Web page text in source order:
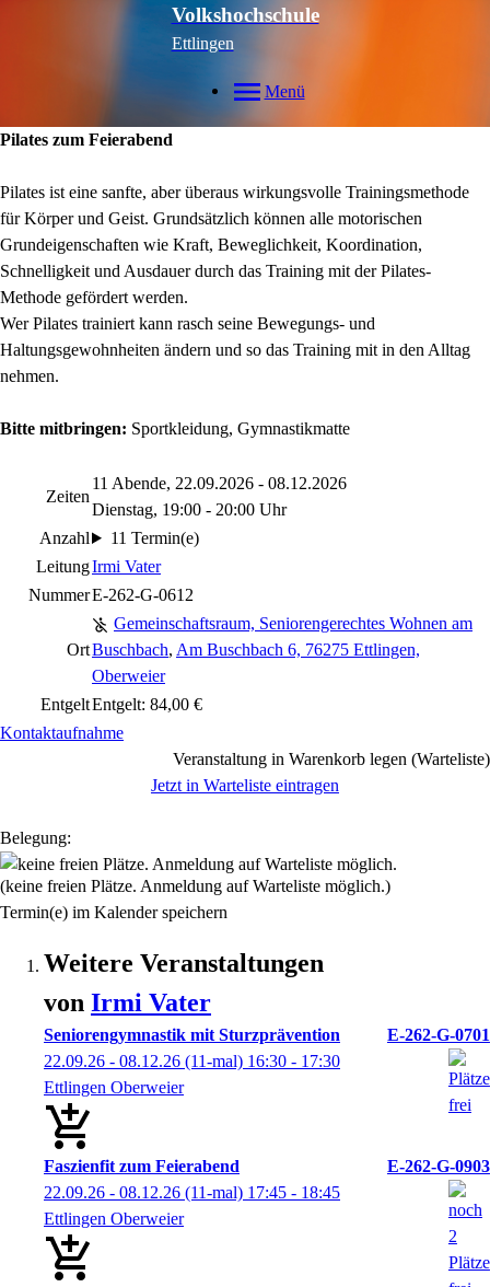
Volkshochschule
Ettlingen
Menü
Pilates zum Feierabend
Pilates ist eine sanfte, aber überaus wirkungsvolle Trainingsmethode
für Körper und Geist. Grundsätzlich können alle motorischen
Grundeigenschaften wie Kraft, Beweglichkeit, Koordination,
Schnelligkeit und Ausdauer durch das Training mit der Pilates-
Methode gefördert werden.
Wer Pilates trainiert kann rasch seine Bewegungs- und
Haltungsgewohnheiten ändern und so das Training mit in den Alltag
nehmen.
Bitte mitbringen: Sportkleidung, Gymnastikmatte
Zeiten
11 Abende, 22.09.2026 - 08.12.2026
Dienstag, 19:00 - 20:00 Uhr
Anzahl
11 Termin(e)
LeitungIrmi Vater
NummerE-262-G-0612
Ort
Gemeinschaftsraum, Seniorengerechtes Wohnen am
Buschbach, Am Buschbach 6, 76275 Ettlingen,
Oberweier
EntgeltEntgelt: 84,00 €
Kontaktaufnahme
Veranstaltung in Warenkorb legen (Warteliste)
Jetzt in Warteliste eintragen
Belegung:
(keine freien Plätze. Anmeldung auf Warteliste möglich.)
Termin(e) im Kalender speichern
Weitere Veranstaltungen
von Irmi Vater
Seniorengymnastik mit Sturzprävention
E-262-G-0701
22.09.26 - 08.12.26 (11-mal) 16:30 - 17:30
Ettlingen Oberweier
Faszienfit zum Feierabend
E-262-G-0903
22.09.26 - 08.12.26 (11-mal) 17:45 - 18:45
Ettlingen Oberweier